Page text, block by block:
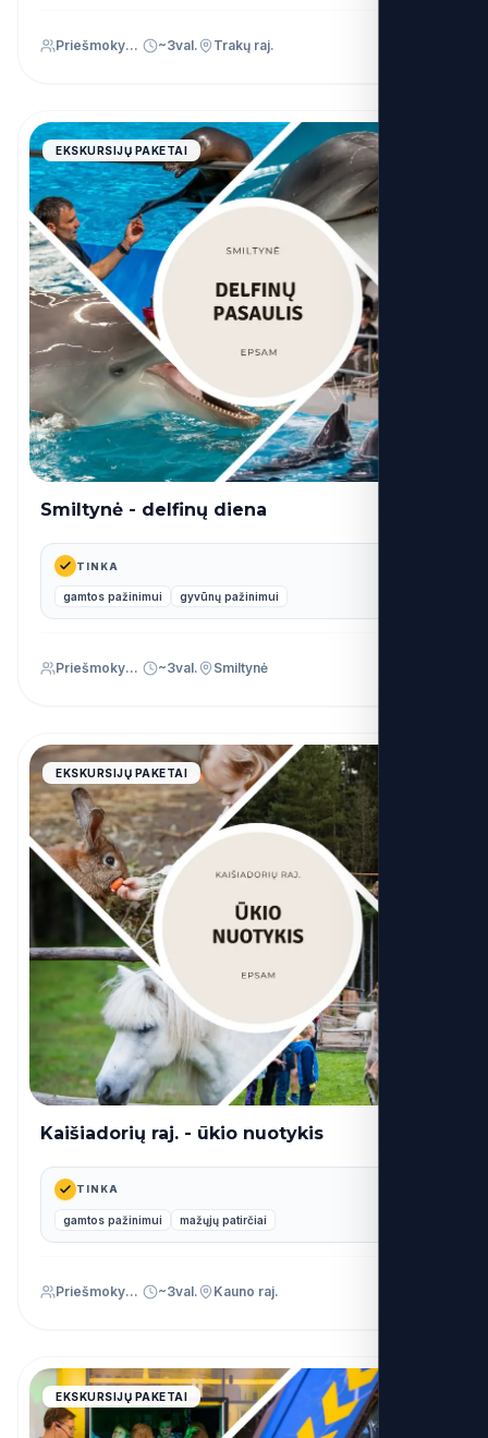
Priešmokyklinis (PU) ~3val. Trakų raj.
EKSKURSIJŲ PAKETAI
Smiltynė - delfinų diena
TINKA
gamtos pažinimui gyvūnų pažinimui
Priešmokyklinis (PU) ~3val. Smiltynė
EKSKURSIJŲ PAKETAI
Kaišiadorių raj. - ūkio nuotykis
TINKA
gamtos pažinimui mažųjų patirčiai
Priešmokyklinis (PU) ~3val. Kauno raj.
EKSKURSIJŲ PAKETAI